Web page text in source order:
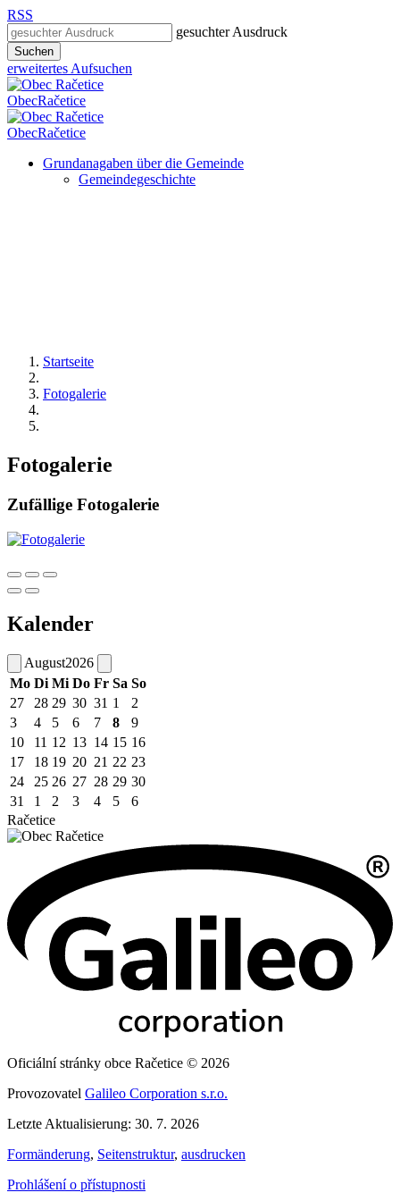
RSS
gesuchter Ausdruck
Suchen
erweitertes Aufsuchen
ObecRačetice
ObecRačetice
Grundanagaben über die Gemeinde
Gemeindegeschichte
Startseite
Fotogalerie
Fotogalerie
Zufällige Fotogalerie
Kalender
August2026
Mo Di Mi Do Fr Sa So
27
28 29 30 31 1
2
3
4 5 6 7 8
9
10
11 12 13 14 15 16
17
18 19 20 21 22 23
24
25 26 27 28 29 30
31
1 2 3 4 5
6
Račetice
Oficiální stránky obce Račetice © 2026
Provozovatel Galileo Corporation s.r.o.
Letzte Aktualisierung: 30. 7. 2026
Formänderung, Seitenstruktur, ausdrucken
Prohlášení o přístupnosti